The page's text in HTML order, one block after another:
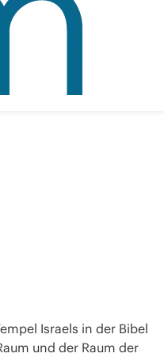
Israels in der Bibel
und der Raum der